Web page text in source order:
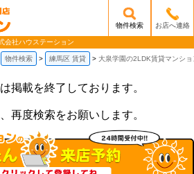
/mobile_img/head-logo.png
物件検索 お店へ連絡
会社ハウステーション
物件検索 練馬区 賃貸 大泉学園の2LDK賃貸マンショ
掲載を終了しております。
再度検索をお願いします。